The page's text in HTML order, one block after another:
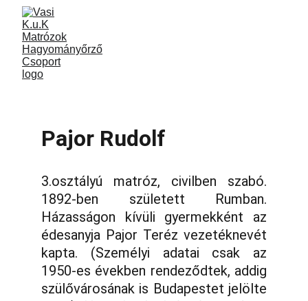
Pajor Rudolf
3.osztályú matróz, civilben szabó.
1892-ben született Rumban.
Házasságon kívüli gyermekként az
édesanyja Pajor Teréz vezetéknevét
kapta. (Személyi adatai csak az
1950-es években rendeződtek, addig
szülővárosának is Budapestet jelölte